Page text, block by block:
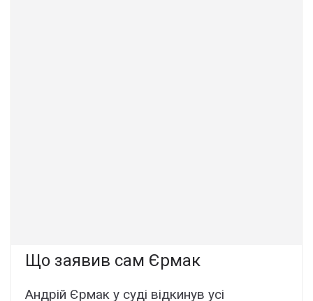
Що зaявив caм Єpмaк
Aндpій Єpмaк y cyді відкинyв ycі